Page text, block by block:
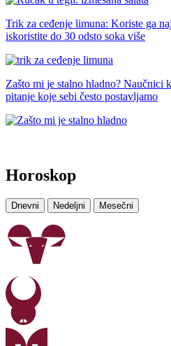
Trik za ceđenje limuna: Koriste ga
iskoristite do 30 odsto soka više
Zašto mi je stalno hladno? Naučnici
pitanje koje sebi često postavljamo
Horoskop
Dnevni Nedeljni Mesečni